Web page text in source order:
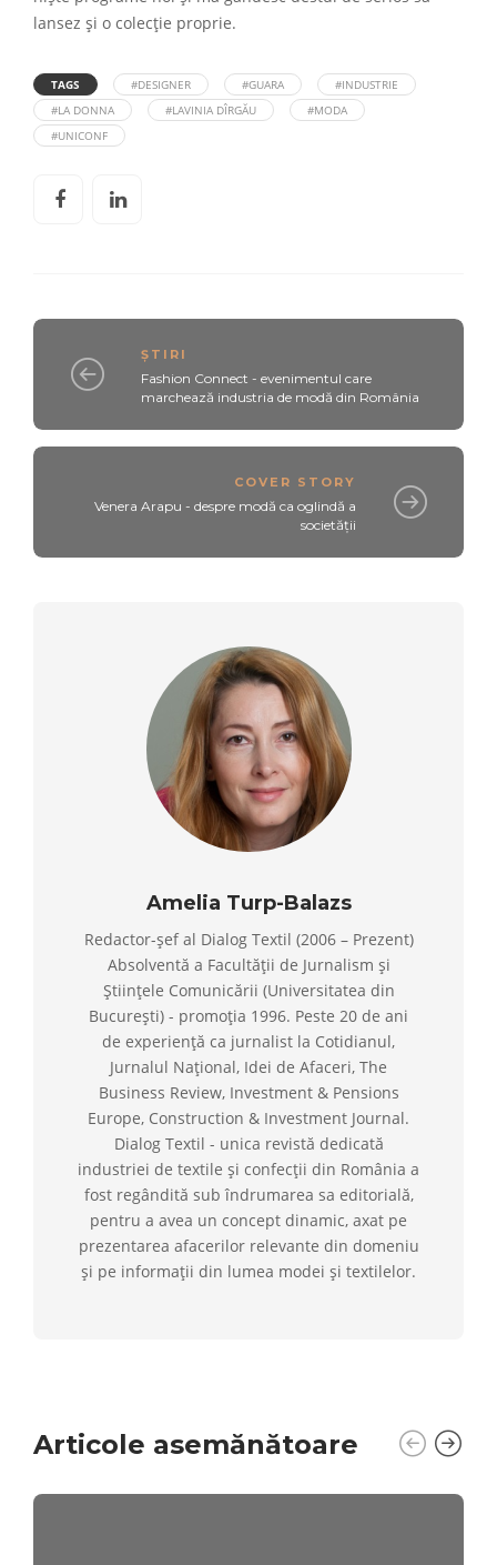
lansez și o colecție proprie.
TAGS #DESIGNER #GUARA
#INDUSTRIE
#LA DONNA
#LAVINIA DÎRGĂU
#MODA
#UNICONF
ȘTIRI
Fashion Connect - evenimentul care
marchează industria de modă din România
COVER STORY
Venera Arapu - despre modă ca oglindă a
societății
Amelia Turp-Balazs
Redactor-șef al Dialog Textil (2006 – Prezent)
Absolventă a Facultății de Jurnalism și
Științele Comunicării (Universitatea din
București) - promoția 1996. Peste 20 de ani
de experiență ca jurnalist la Cotidianul,
Jurnalul Național, Idei de Afaceri, The
Business Review, Investment & Pensions
Europe, Construction & Investment Journal.
Dialog Textil - unica revistă dedicată
industriei de textile și confecții din România a
fost regândită sub îndrumarea sa editorială,
pentru a avea un concept dinamic, axat pe
prezentarea afacerilor relevante din domeniu
și pe informații din lumea modei și textilelor.
Articole asemănătoare